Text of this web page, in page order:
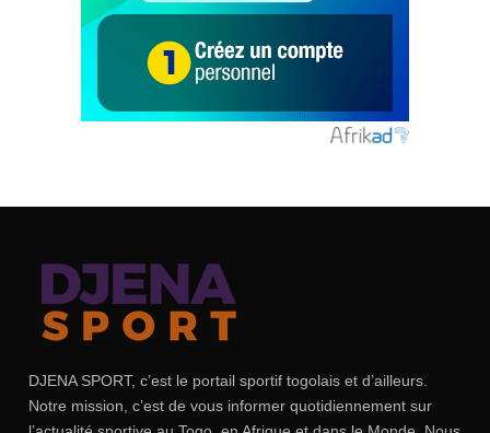
DJENA SPORT, c’est le portail sportif togolais et d’ailleurs.
Notre mission, c’est de vous informer quotidiennement sur